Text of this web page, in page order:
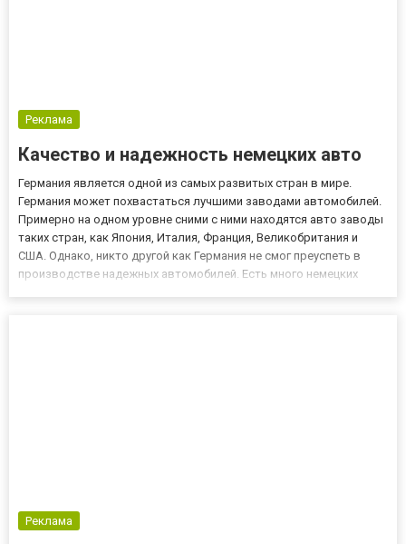
Реклама
Качество и надежность немецких авто
Германия является одной из самых развитых стран в мире.
Германия может похвастаться лучшими заводами автомобилей.
Примерно на одном уровне сними с ними находятся авто заводы
таких стран, как Япония, Италия, Франция, Великобритания и
США. Однако, никто другой как Германия не смог преуспеть в
производстве надежных автомобилей. Есть много немецких
Реклама